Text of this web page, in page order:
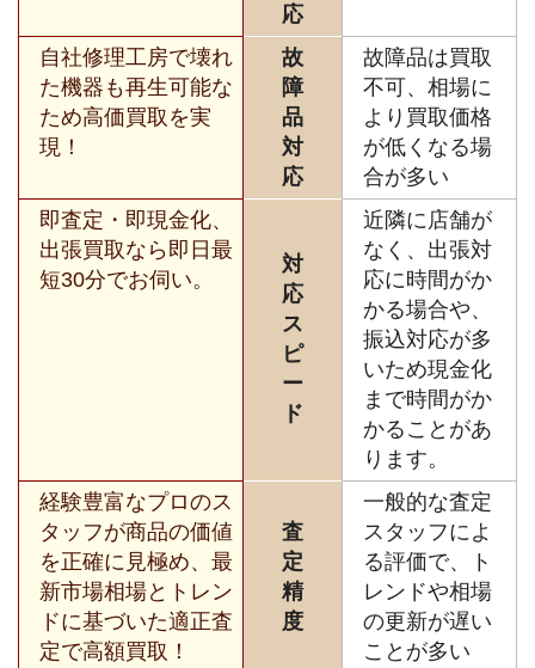
応
自社修理工房で壊れ
た機器も再生可能な
ため高価買取を実
現！
故
障
品
対
応
故障品は買取
不可、相場に
より買取価格
が低くなる場
合が多い
即査定・即現金化、
出張買取なら即日最
短30分でお伺い。
対
応
ス
ピ
ー
ド
近隣に店舗が
なく、出張対
応に時間がか
かる場合や、
振込対応が多
いため現金化
まで時間がか
かることがあ
ります。
経験豊富なプロのス
タッフが商品の価値
を正確に見極め、最
新市場相場とトレン
ドに基づいた適正査
定で高額買取！
査
定
精
度
一般的な査定
スタッフによ
る評価で、ト
レンドや相場
の更新が遅い
ことが多い